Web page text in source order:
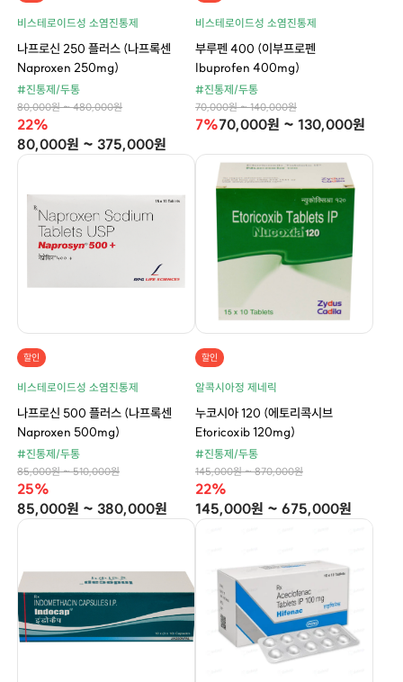
비스테로이드성 소염진통제
나프로신 250 플러스 (나프록센
Naproxen 250mg)
#진통제/두통
80,000원 ~ 480,000원
22%
80,000원 ~ 375,000원
비스테로이드성 소염진통제
부루펜 400 (이부프로펜
Ibuprofen 400mg)
#진통제/두통
70,000원 ~ 140,000원
7%70,000원 ~ 130,000원
할인
비스테로이드성 소염진통제
나프로신 500 플러스 (나프록센
Naproxen 500mg)
#진통제/두통
85,000원 ~ 510,000원
25%
85,000원 ~ 380,000원
할인
알콕시아정 제네릭
누코시아 120 (에토리콕시브
Etoricoxib 120mg)
#진통제/두통
145,000원 ~ 870,000원
22%
145,000원 ~ 675,000원